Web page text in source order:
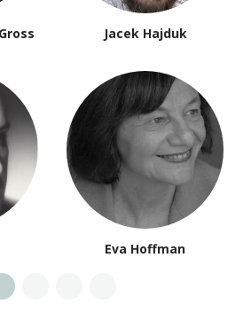
Jacek Hajduk
Eva Hoffman